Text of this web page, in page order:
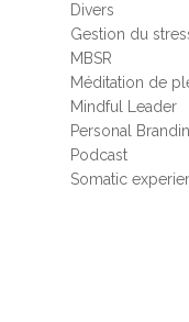
Divers
Gestion du
MBSR
Méditation de
Mindful Leader
Personal
Podcast
Somatic